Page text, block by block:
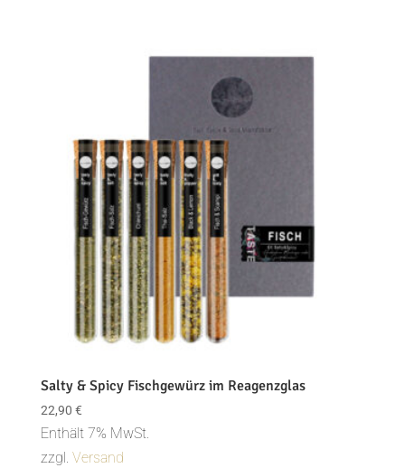
Salty & Spicy Fischgewürz im Reagenzglas
22,90 €
Enthält 7% MwSt.
zzgl. Versand